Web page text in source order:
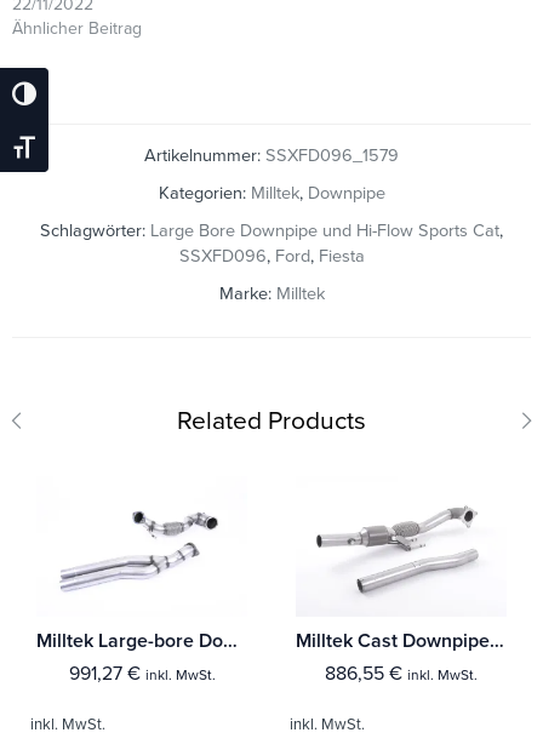
Umschalten Auf Hohe Kontraste
Schrift Vergrößern
Ähnlicher Beitrag
Artikelnummer: SSXFD096_1579
Kategorien: Milltek, Downpipe
Schlagwörter: Large Bore Downpipe und Hi-Flow Sports Cat,
SSXFD096, Ford, Fiesta
Marke: Milltek
Related Products
Milltek Large-bore Downpipe und De-cat Audi RS3 Limousine / Sedan 400PS (8V MQB) - Ohne-OPF/GPF Modelle
991,27 € inkl. MwSt.
inkl. MwSt.
Milltek Cast Downpipe with Race Cat Audi A3 2.0T FSI 2WD 5-Türer Sportback
886,55 € inkl. MwSt.
inkl. MwSt.